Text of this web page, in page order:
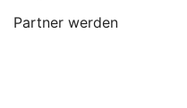
Partner werden